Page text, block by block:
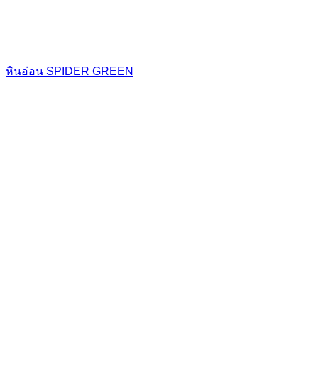
หินอ่อน SPIDER GREEN